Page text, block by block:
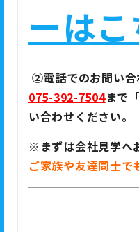
ーは
②電話でのお問い合
075-392-7504まで
い合わせください。
※ まずは会社見学へ
ご家族や友達同士で